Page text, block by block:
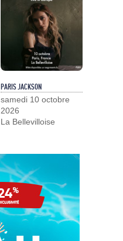
PARIS JACKSON
samedi 10 octobre
2026
La Bellevilloise